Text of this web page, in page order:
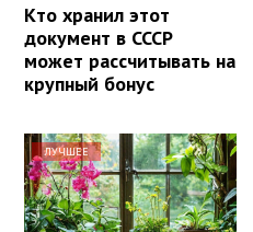
Кто хранил этот
документ в СССР
может рассчитывать на
крупный бонус
ЛУЧШЕЕ